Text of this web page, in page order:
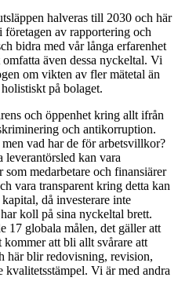
halveras till 2030 och här
av rapportering och
bidra med vår långa erfarenhet
även dessa nyckeltal. Vi
om vikten av fler mätetal än
på bolaget.
och öppenhet kring allt ifrån
och antikorruption.
vad har de för arbetsvillkor?
kan vara
medarbetare och finansiärer
vara transparent kring detta kan
då investerare inte
koll på sina nyckeltal brett.
17 globala målen, det gäller att
att bli allt svårare att
här blir redovisning, revision,
Vi är med andra